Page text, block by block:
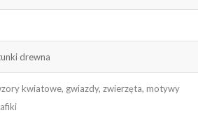
drewna
kwiatowe, gwiazdy, zwierzęta, motywy